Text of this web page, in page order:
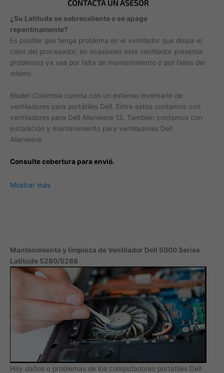
¿Su Latitude se sobrecalienta o se apaga
repentinamente?
Es posible que tenga problema en el ventilador que disipa el
calor del procesador, en ocasiones este ventilador presenta
problemas ya sea por falta de mantenimiento o por fallas del
mismo.
Bludet Colombia cuenta con un extenso inventario de
ventiladores para portátiles Dell. Entre estos contamos con
ventiladores para Dell Alienware 13. También contamos con
instalación y mantenimiento para ventiladores Dell
Alienware.
Consulte cobertura para envió.
Leticia, Medellín, Arauca, Barranquilla, Cartagena, Tunja,
Mostrar más
Mantenimiento y limpieza de Ventilador Dell 5000 Series
Latitude 5280/5288
Hay daños o problemas de los computadores portátiles Dell